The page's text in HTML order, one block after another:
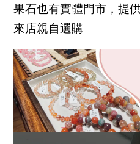
果石也有實體門市，提
來店親自選購